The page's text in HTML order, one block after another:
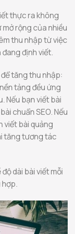
thực ra không
rộng của nhiều
thu nhập từ việc
định viết.
tăng thu nhập:
tảng đều ứng
Nếu bạn viết bài
chuẩn SEO. Nếu
viết bài quảng
tăng tương tác
dài bài viết mỗi